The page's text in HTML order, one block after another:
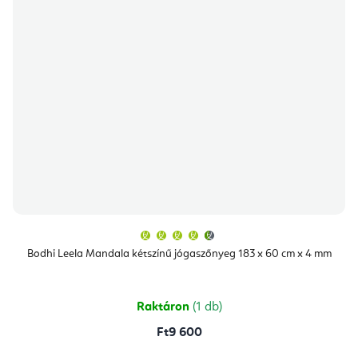
Bodhi Leela Mandala kétszínű jógaszőnyeg 183 x 60 cm x 4 mm
átlagos
értékelése
csillag.
Raktáron (1 db)
Ft9 600